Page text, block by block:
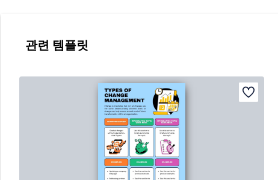
관련 템플릿